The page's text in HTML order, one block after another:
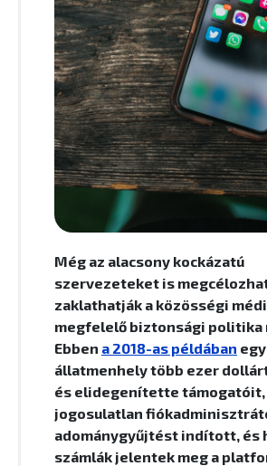
Még az alacsony kockázatú
szervezeteket is
zaklathatják a közösségi
megfelelő biztonsági politika
Ebben a 2018-as példában
állatmenhely több ezer
és elidegenítette támogatóit,
jogosulatlan
adománygyűjtést indított, és
számlák jelentek meg a